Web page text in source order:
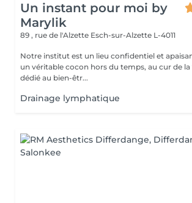
Un instant pour moi by
Marylik
89 , rue de l'Alzette Esch-sur-Alzette L-4011
Notre institut est un lieu confidentiel et
un véritable cocon hors du temps, au cur de
dédié au bien-êtr...
Drainage lymphatique